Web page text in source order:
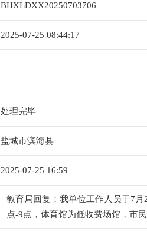
BHXLDXX20250703706
2025-07-25 08:44:17
处理完毕
盐城市滨海县
2025-07-25 16:59
教育局回复：我单位工作人员于7
点-9点，体育馆为低收费场馆，市民